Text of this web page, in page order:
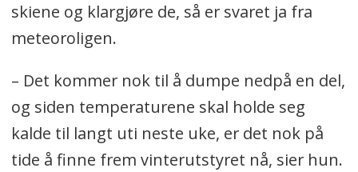
skiene og klargjøre de, så er svaret ja fra
meteoroligen.
– Det kommer nok til å dumpe nedpå en del,
og siden temperaturene skal holde seg
kalde til langt uti neste uke, er det nok på
tide å finne frem vinterutstyret nå, sier hun.